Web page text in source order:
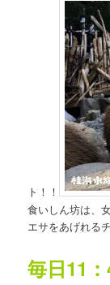
ト！！
食いしん坊は、
エサをあげれる
毎日11